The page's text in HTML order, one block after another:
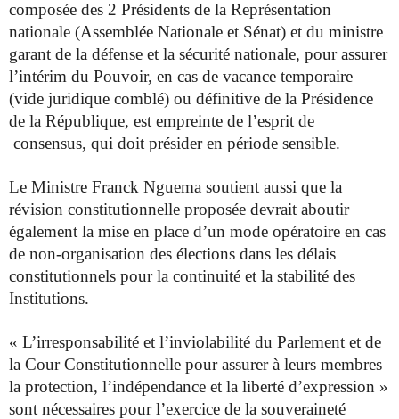
composée des 2 Présidents de la Représentation
nationale (Assemblée Nationale et Sénat) et du ministre
garant de la défense et la sécurité nationale, pour assurer
l’intérim du Pouvoir, en cas de vacance temporaire
(vide juridique comblé) ou définitive de la Présidence
de la République, est empreinte de l’esprit de
consensus, qui doit présider en période sensible.
Le Ministre Franck Nguema soutient aussi que la
révision constitutionnelle proposée devrait aboutir
également la mise en place d’un mode opératoire en cas
de non-organisation des élections dans les délais
constitutionnels pour la continuité et la stabilité des
Institutions.
« L’irresponsabilité et l’inviolabilité du Parlement et de
la Cour Constitutionnelle pour assurer à leurs membres
la protection, l’indépendance et la liberté d’expression »
sont nécessaires pour l’exercice de la souveraineté